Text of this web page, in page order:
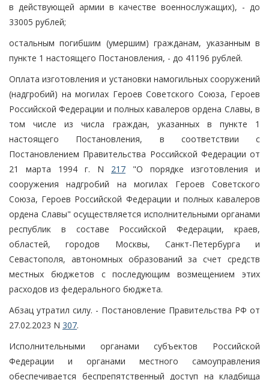
в действующей армии в качестве военнослужащих), - до
33005 рублей;
остальным погибшим (умершим) гражданам, указанным в
пункте 1 настоящего Постановления, - до 41196 рублей.
Оплата изготовления и установки намогильных сооружений
(надгробий) на могилах Героев Советского Союза, Героев
Российской Федерации и полных кавалеров ордена Славы, в
том числе из числа граждан, указанных в пункте 1
настоящего Постановления, в соответствии с
Постановлением Правительства Российской Федерации от
21 марта 1994 г. N 217 "О порядке изготовления и
сооружения надгробий на могилах Героев Советского
Союза, Героев Российской Федерации и полных кавалеров
ордена Славы" осуществляется исполнительными органами
республик в составе Российской Федерации, краев,
областей, городов Москвы, Санкт-Петербурга и
Севастополя, автономных образований за счет средств
местных бюджетов с последующим возмещением этих
расходов из федерального бюджета.
Абзац утратил силу. - Постановление Правительства РФ от
27.02.2023 N 307.
Исполнительными органами субъектов Российской
Федерации и органами местного самоуправления
обеспечивается беспрепятственный доступ на кладбища